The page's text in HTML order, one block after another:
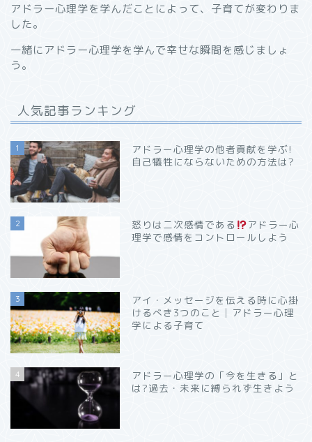
アドラー心理学を学んだことによって、子育てが変わりま
した。
一緒にアドラー心理学を学んで幸せな瞬間を感じましょ
う。
人気記事ランキング
1
アドラー心理学の他者貢献を学ぶ!
自己犠牲にならないための方法は?
2 怒りは二次感情である
アドラー心
理学で感情をコントロールしよう
3
アイ・メッセージを伝える時に心掛
けるべき3つのこと│アドラー心理
学による子育て
4
アドラー心理学の「今を生きる」と
は?過去・未来に縛られず生きよう